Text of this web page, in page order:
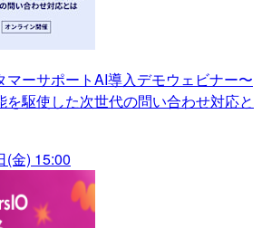
マーサポートAI導入デモウェビナー〜
駆使した次世代の問い合わせ対応と
(金) 15:00